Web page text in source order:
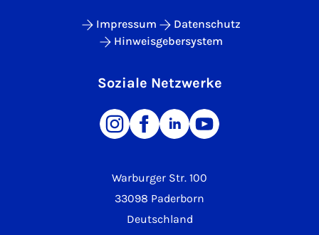
Warburger Str. 100
33098 Paderborn
Deutschland
Impressum
Datenschutz
Hinweisgebersystem
Soziale Netzwerke